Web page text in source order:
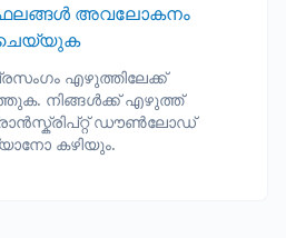
ഫലങ്ങൾ അവലോകനം
എഴുത്തിലേക്ക്
നിങ്ങൾക്ക് എഴുത്ത്
ഡൗൺലോഡ്
കഴിയും.